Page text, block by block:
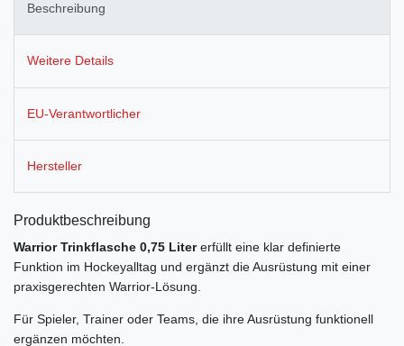
Beschreibung
Weitere Details
EU-Verantwortlicher
Hersteller
Produktbeschreibung
Warrior Trinkflasche 0,75 Litererfüllt eine klar definierte
Funktion im Hockeyalltag und ergänzt die Ausrüstung mit einer
praxisgerechten Warrior-Lösung.
Für Spieler, Trainer oder Teams, die ihre Ausrüstung funktionell
ergänzen möchten.